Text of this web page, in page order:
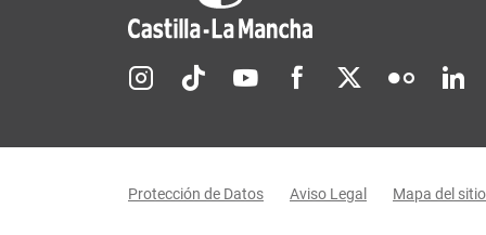
Redes sociales JCCM
Protección de Datos Aviso Legal Mapa del sitio